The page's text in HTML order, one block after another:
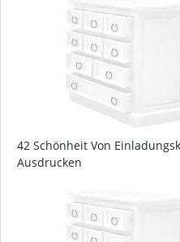
42 Schönheit Von
Ausdrucken